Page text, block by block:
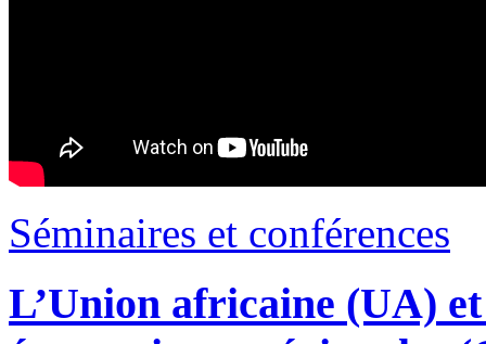
Séminaires et conférences
L’Union africaine (UA)